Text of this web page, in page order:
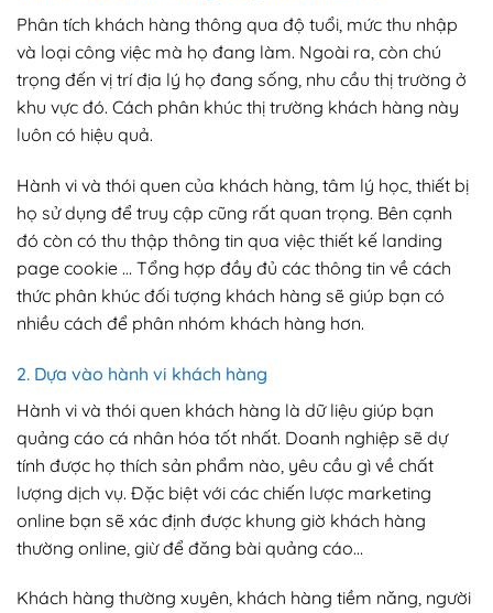
Phân tích khách hàng thông qua độ tuổi, mức thu nhập
và loại công việc mà họ đang làm. Ngoài ra, còn chú
trọng đến vị trí địa lý họ đang sống, nhu cầu thị trường ở
khu vực đó. Cách phân khúc thị trường khách hàng này
luôn có hiệu quả.
Hành vi và thói quen của khách hàng, tâm lý học, thiết bị
họ sử dụng để truy cập cũng rất quan trọng. Bên cạnh
đó còn có thu thập thông tin qua việc thiết kế landing
page cookie … Tổng hợp đầy đủ các thông tin về cách
thức phân khúc đối tượng khách hàng sẽ giúp bạn có
nhiều cách để phân nhóm khách hàng hơn.
2. Dựa vào hành vi khách hàng
Hành vi và thói quen khách hàng là dữ liệu giúp bạn
quảng cáo cá nhân hóa tốt nhất. Doanh nghiệp sẽ dự
tính được họ thích sản phẩm nào, yêu cầu gì về chất
lượng dịch vụ. Đặc biệt với các chiến lược marketing
online bạn sẽ xác định được khung giờ khách hàng
thường online, giừ để đăng bài quảng cáo…
Khách hàng thường xuyên, khách hàng tiềm năng, người